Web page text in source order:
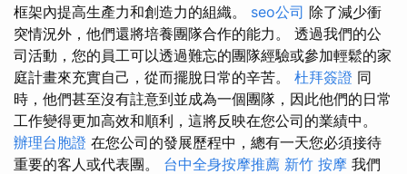
框架內提高生產力和創造力的組織。 seo公司 除了減少衝
突情況外，他們還將培養團隊合作的能力。 透過我們的公
司活動，您的員工可以透過難忘的團隊經驗或參加輕鬆的家
庭計畫來充實自己，從而擺脫日常的辛苦。 杜拜簽證 同
時，他們甚至沒有註意到並成為一個團隊，因此他們的日常
工作變得更加高效和順利，這將反映在您公司的業績中。
辦理台胞證 在您公司的發展歷程中，總有一天您必須接待
重要的客人或代表團。 台中全身按摩推薦 新竹 按摩 我們